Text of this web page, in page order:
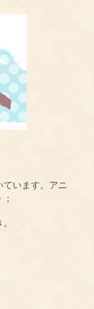
います。アニ